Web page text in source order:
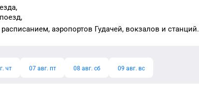
аэропортов Гудачей, вокзалов и станций.
чт 07 авг. пт 08 авг. сб 09 авг. вс